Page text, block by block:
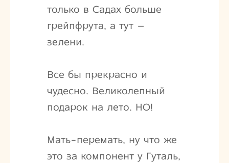
только в Садах больше
грейпфрута, а тут –
зелени.
Все бы прекрасно и
чудесно. Великолепный
подарок на лето. НО!
Мать-перемать, ну что же
это за компонент у Гуталь,